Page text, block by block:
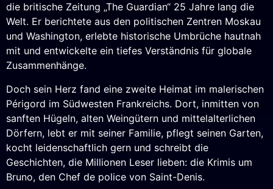
die britische Zeitung „The Guardian“ 25 Jahre lang die
Welt. Er berichtete aus den politischen Zentren Moskau
und Washington, erlebte historische Umbrüche hautnah
mit und entwickelte ein tiefes Verständnis für globale
Zusammenhänge.
Doch sein Herz fand eine zweite Heimat im malerischen
Périgord im Südwesten Frankreichs. Dort, inmitten von
sanften Hügeln, alten Weingütern und mittelalterlichen
Dörfern, lebt er mit seiner Familie, pflegt seinen Garten,
kocht leidenschaftlich gern und schreibt die
Geschichten, die Millionen Leser lieben: die Krimis um
Bruno, den Chef de police von Saint-Denis.